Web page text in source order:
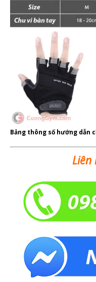
Bảng thông số hướng dẫn
Liên